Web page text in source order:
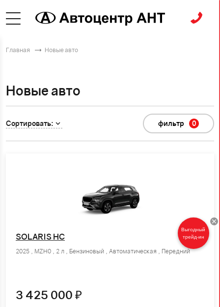
Главная Новые авто
Новые авто
Сортировать: фильтр 0
SOLARIS HC
2025 , MZH0 , 2 л , Бензиновый , Автоматическая , Передний
3 425 000 ₽
Выгодный
трейд-ин